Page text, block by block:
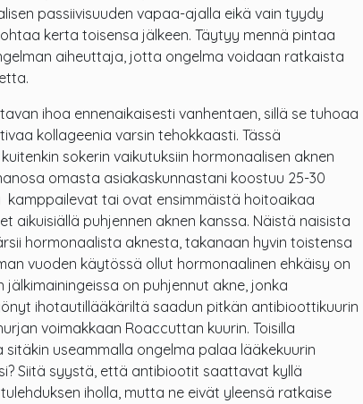
passiivisuuden vapaa-ajalla eikä vain tyydy
kerta toisensa jälkeen. Täytyy mennä pintaa
aiheuttaja, jotta ongelma voidaan ratkaista
ihoa ennenaikaisesti vanhentaen, sillä se tuhoaa
kollageenia varsin tehokkaasti. Tässä
sokerin vaikutuksiin hormonaalisen aknen
omasta asiakaskunnastani koostuu 25-30
tai ovat ensimmäistä hoitoaikaa
aikuisiällä puhjennen aknen kanssa. Näistä naisista
hormonaalista aknesta, takanaan hyvin toistensa
vuoden käytössä ollut hormonaalinen ehkäisy on
on puhjennut akne, jonka
ihotautillääkäriltä saadun pitkän antibioottikuurin
voimakkaan Roaccuttan kuurin. Toisilla
useammalla ongelma palaa lääkekuurin
Siitä syystä, että antibiootit saattavat kyllä
iholla, mutta ne eivät yleensä ratkaise